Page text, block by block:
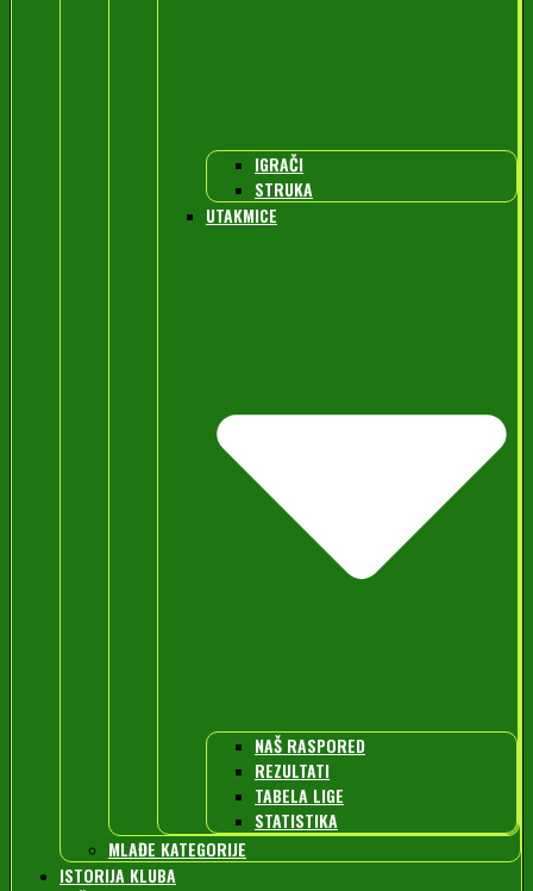
IGRAČI
STRUKA
UTAKMICE
NAŠ RASPORED
REZULTATI
TABELA LIGE
STATISTIKA
MLAĐE KATEGORIJE
ISTORIJA KLUBA